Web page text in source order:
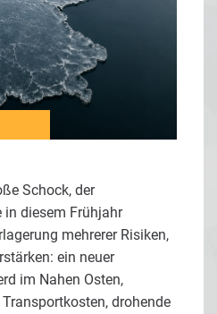
Schock, der
in diesem Frühjahr
mehrerer Risiken,
ein neuer
im Nahen Osten,
drohende